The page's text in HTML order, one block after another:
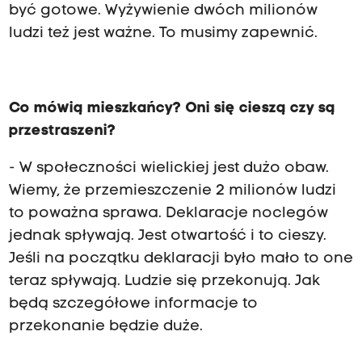
być gotowe. Wyżywienie dwóch milionów
ludzi też jest ważne. To musimy zapewnić.
Co mówią mieszkańcy? Oni się cieszą czy są
przestraszeni?
- W społeczności wielickiej jest dużo obaw.
Wiemy, że przemieszczenie 2 milionów ludzi
to poważna sprawa. Deklaracje noclegów
jednak spływają. Jest otwartość i to cieszy.
Jeśli na początku deklaracji było mało to one
teraz spływają. Ludzie się przekonują. Jak
będą szczegółowe informacje to
przekonanie będzie duże.